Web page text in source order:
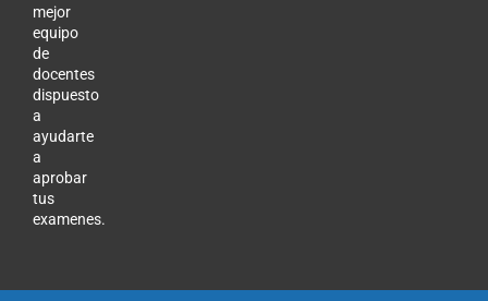
mejor
equipo
de
docentes
dispuesto
a
ayudarte
a
aprobar
tus
examenes.